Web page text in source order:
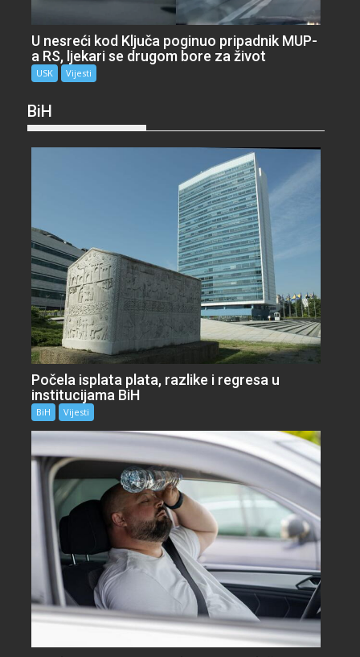
U nesreći kod Ključa poginuo pripadnik MUP-
a RS, ljekari se drugom bore za život
USK Vijesti
BiH
Počela isplata plata, razlike i regresa u
institucijama BiH
BiH Vijesti